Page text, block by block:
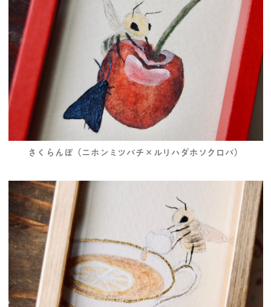
さくらんぼ（ニホンミツバチ×ルリハダホソクロバ）